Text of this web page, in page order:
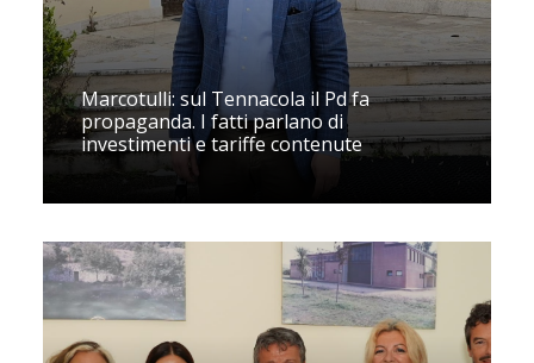
Marcotulli: sul Tennacola il Pd fa
propaganda. I fatti parlano di
investimenti e tariffe contenute